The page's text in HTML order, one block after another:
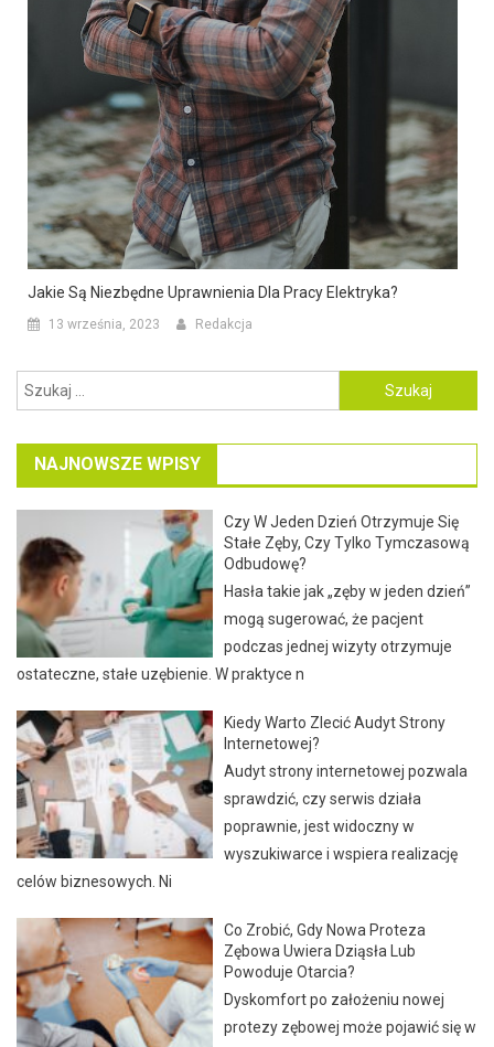
Jakie Są Niezbędne Uprawnienia Dla Pracy Elektryka?
13 września, 2023 Redakcja
Szukaj:
NAJNOWSZE WPISY
Czy W Jeden Dzień Otrzymuje Się
Stałe Zęby, Czy Tylko Tymczasową
Odbudowę?
Hasła takie jak „zęby w jeden dzień”
mogą sugerować, że pacjent
podczas jednej wizyty otrzymuje
ostateczne, stałe uzębienie. W praktyce n
Kiedy Warto Zlecić Audyt Strony
Internetowej?
Audyt strony internetowej pozwala
sprawdzić, czy serwis działa
poprawnie, jest widoczny w
wyszukiwarce i wspiera realizację
celów biznesowych. Ni
Co Zrobić, Gdy Nowa Proteza
Zębowa Uwiera Dziąsła Lub
Powoduje Otarcia?
Dyskomfort po założeniu nowej
protezy zębowej może pojawić się w